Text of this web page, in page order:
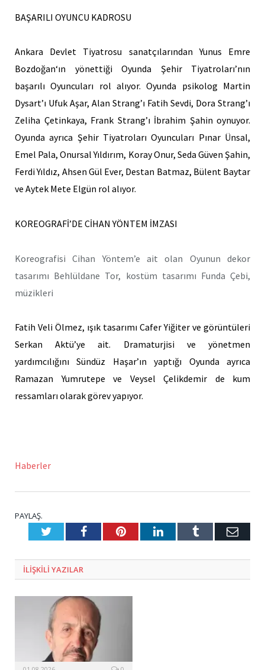
BAŞARILI OYUNCU KADROSU
Ankara Devlet Tiyatrosu sanatçılarındanYunus Emre
Bozdoğan‘ın yönettiği Oyunda Şehir Tiyatroları’nın
başarılı Oyuncuları rol alıyor. Oyunda psikolog Martin
Dysart’ı Ufuk Aşar, Alan Strang’ı Fatih Sevdi, Dora Strang’ı
Zeliha Çetinkaya, Frank Strang’ı İbrahim Şahin oynuyor.
Oyunda ayrıca Şehir Tiyatroları Oyuncuları Pınar Ünsal,
Emel Pala, Onursal Yıldırım, Koray Onur, Seda Güven Şahin,
Ferdi Yıldız, Ahsen Gül Ever, Destan Batmaz, Bülent Baytar
ve Aytek Mete Elgün rol alıyor.
KOREOGRAFİ’DE CİHAN YÖNTEM İMZASI
Koreografisi Cihan Yöntem’e ait olan Oyunun dekor
tasarımı Behlüldane Tor, kostüm tasarımı Funda Çebi,
müzikleri
Fatih Veli Ölmez, ışık tasarımı Cafer Yiğiter ve görüntüleri
Serkan Aktü’ye ait. Dramaturjisi ve yönetmen
yardımcılığını Sündüz Haşar’ın yaptığı Oyunda ayrıca
Ramazan Yumrutepe ve Veysel Çelikdemir de kum
ressamları olarak görev yapıyor.
Haberler
PAYLAŞ.
TwitterFacebookPinterestLinkedInTumblr E-
ILIŞKILI YAZILAR